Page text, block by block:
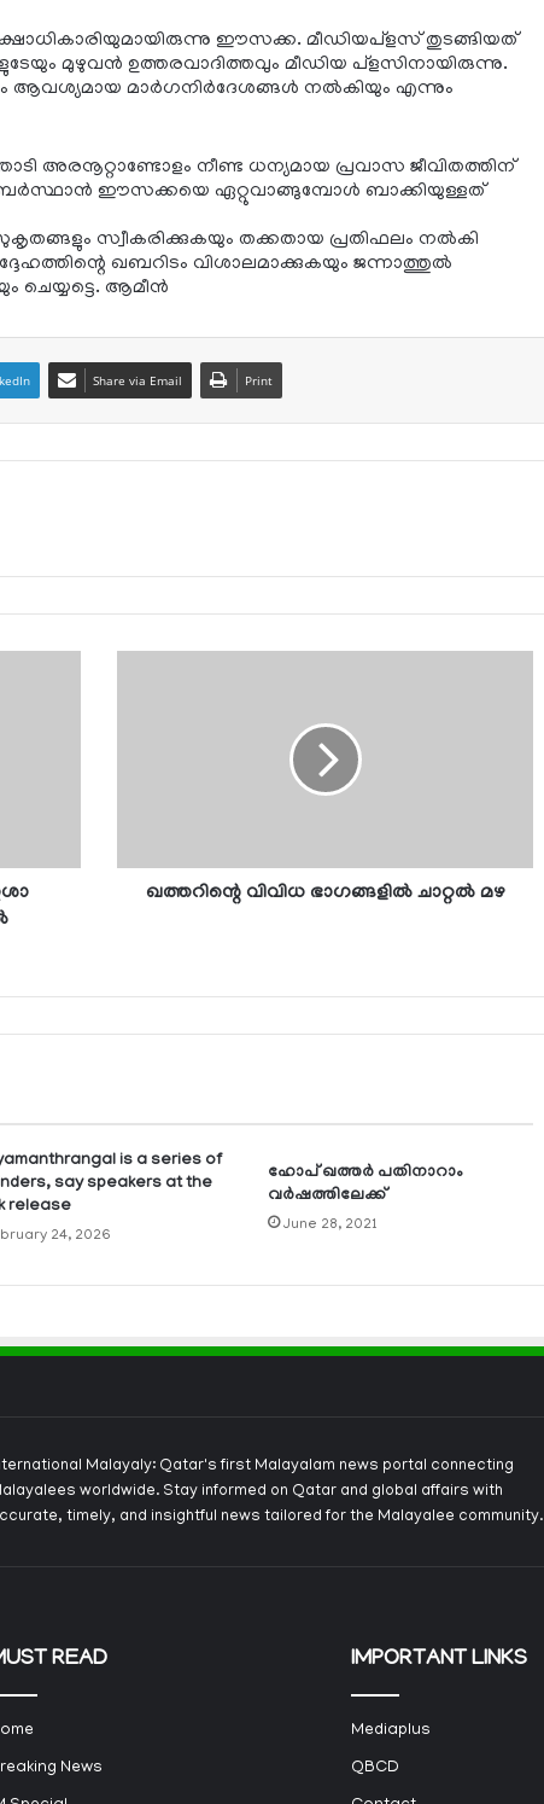
ഈസക്ക. മീഡിയപ്‌ളസ് തുടങ്ങിയത്
മുഴുവന്‍ ഉത്തരവാദിത്തവും മീഡിയ പ്‌ളസിനായിരുന്നു.
ആവശ്യമായ മാര്‍ഗനിര്‍ദേശങ്ങള്‍ നല്‍കിയും എന്നും
അരനൂറ്റാണ്ടോളം നീണ്ട ധന്യമായ പ്രവാസ ജീവിതത്തിന്
ഈസക്കയെ ഏറ്റുവാങ്ങുമ്പോള്‍ ബാക്കിയുള്ളത്
സ്വീകരിക്കുകയും തക്കതായ പ്രതിഫലം നല്‍കി
ഖബറിടം വിശാലമാക്കുകയും ജന്നാത്തുല്‍
ആമീന്‍
Share via Email Print
ഖത്തറിന്റെ വിവിധ ഭാഗങ്ങളില്‍ ചാറ്റല്‍ മഴ
is a series of
say speakers at the
release
24, 2026
ഹോപ് ഖത്തര്‍ പതിനാറാം
വര്‍ഷത്തിലേക്ക്
June 28, 2021
Malayaly: Qatar's first Malayalam news portal connecting
worldwide. Stay informed on Qatar and global affairs with
timely, and insightful news tailored for the Malayalee community.
READ
News
IMPORTANT LINKS
Mediaplus
QBCD